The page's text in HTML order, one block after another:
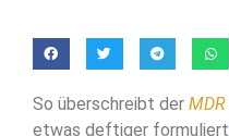
So überschreibt der MDR
etwas deftiger formuliert